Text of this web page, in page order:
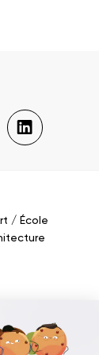
École
Cinéma
Design